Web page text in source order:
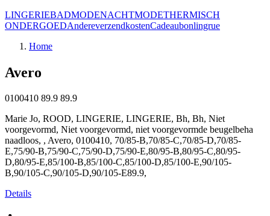
LINGERIEBADMODENACHTMODETHERMISCH
ONDERGOEDAndereverzendkostenCadeaubonlingrue
Home
Avero
0100410 89.9 89.9
Marie Jo, ROOD, LINGERIE, LINGERIE, Bh, Bh, Niet
voorgevormd, Niet voorgevormd, niet voorgevormde beugelbeha
naadloos, , Avero, 0100410, 70/85-B,70/85-C,70/85-D,70/85-
E,75/90-B,75/90-C,75/90-D,75/90-E,80/95-B,80/95-C,80/95-
D,80/95-E,85/100-B,85/100-C,85/100-D,85/100-E,90/105-
B,90/105-C,90/105-D,90/105-E89.9,
Details